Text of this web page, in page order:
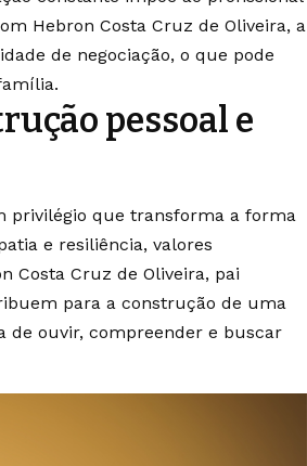
Hebron Costa Cruz de Oliveira, a
de negociação, o que pode
pessoal e
privilégio que transforma a forma
e resiliência, valores
Costa Cruz de Oliveira, pai
para a construção de uma
de ouvir, compreender e buscar